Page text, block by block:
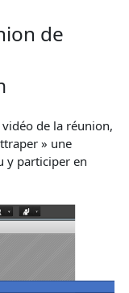
de
de la réunion,
» une
y participer en